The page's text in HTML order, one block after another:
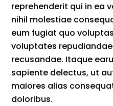
reprehenderit qui in ea
nihil molestiae
eum fugiat quo
voluptates
recusandae. Itaque
sapiente delectus, ut
maiores alias
doloribus.